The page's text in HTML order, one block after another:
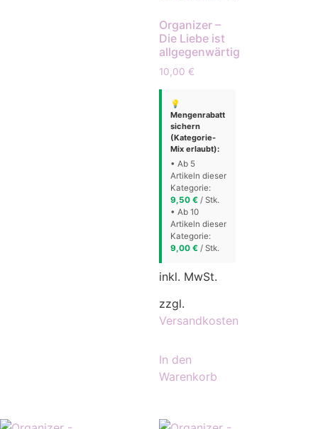
Organizer –
Die Liebe ist
allgegenwärtig
10,00 €
💡
Mengenrabatt
sichern
(Kategorie-
Mix erlaubt):
• Ab 5
Artikeln dieser
Kategorie:
9,50 € / Stk.
• Ab 10
Artikeln dieser
Kategorie:
9,00 € / Stk.
inkl. MwSt.
zzgl.
Versandkosten
In den
Warenkorb